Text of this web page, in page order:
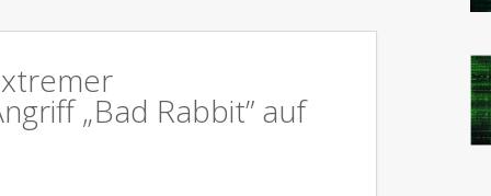
„Bad Rabbit” auf